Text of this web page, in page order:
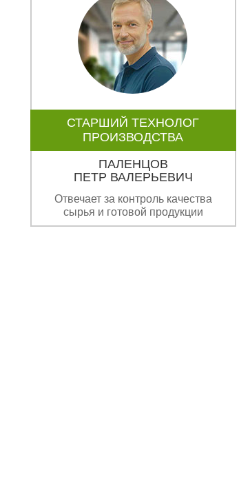
СТАРШИЙ ТЕХНОЛОГ
ПРОИЗВОДСТВА
ПАЛЕНЦОВ
ПЕТР ВАЛЕРЬЕВИЧ
Отвечает за контроль качества
сырья и готовой продукции